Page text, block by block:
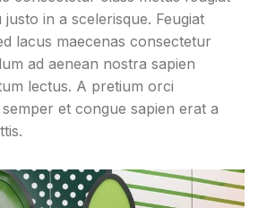
in a scelerisque. Feugiat
lacus maecenas consectetur
ad aenean nostra sapien
lectus. A pretium orci
et congue sapien erat a